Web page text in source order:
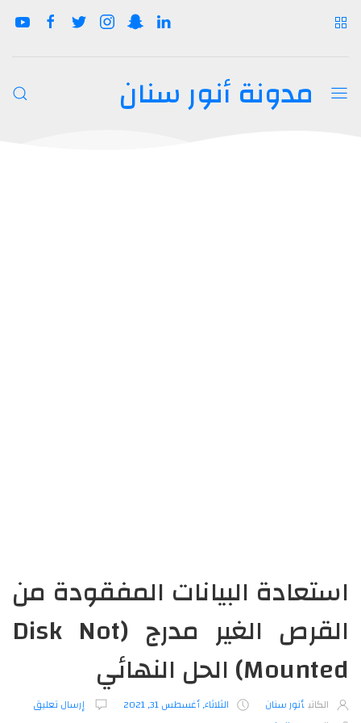
مدونة أنور سنان
استعادة البيانات المفقودة من
القرص الغير مدرج (Disk Not
Mounted) الحل النهائي
الكاتب أنور سنان الثلاثاء, أغسطس 31, 2021
إرسال تعليق